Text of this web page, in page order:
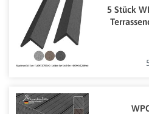
5 Stück